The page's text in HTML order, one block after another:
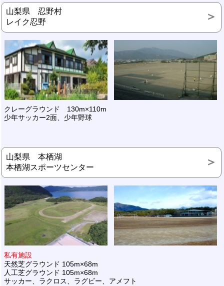
山梨県 忍野村
レイク忍野
クレーグラウンド 130m×110m
少年サッカー2面、少年野球
山梨県 本栖湖
本栖湖スポーツセンター
私有施設
天然芝グラウンド 105m×68m
人工芝グラウンド 105m×68m
サッカー、ラクロス、ラグビー、アメフト